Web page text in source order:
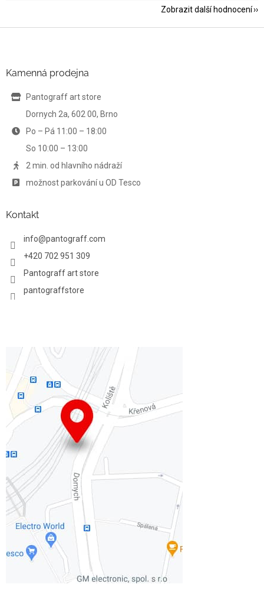
Zobrazit další hodnocení
Kamenná prodejna
Pantograff art store
Dornych 2a, 602 00, Brno
Po – Pá 11:00 – 18:00
So 10:00 – 13:00
2 min. od hlavního nádraží
možnost parkování u OD Tesco
Kontakt
info@pantograff.com
+420 702 951 309
Pantograff art store
pantograffstore